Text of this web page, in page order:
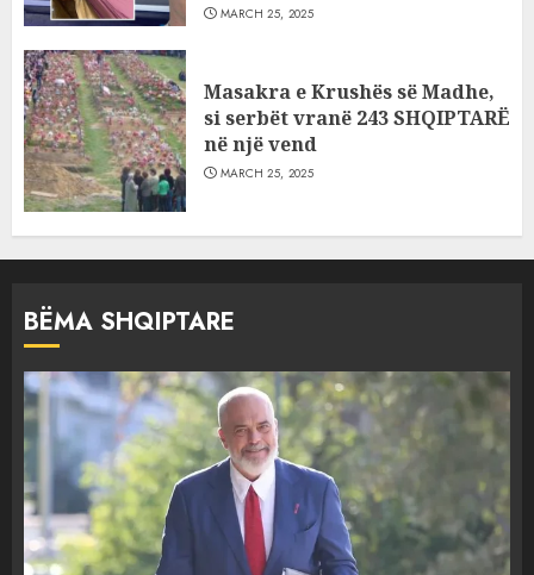
MARCH 25, 2025
Masakra e Krushës së Madhe,
si serbët vranë 243 SHQIPTARË
në një vend
MARCH 25, 2025
BËMA SHQIPTARE